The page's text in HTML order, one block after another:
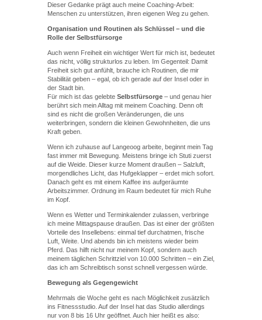
Dieser Gedanke prägt auch meine Coaching-Arbeit:
Menschen zu unterstützen, ihren eigenen Weg zu gehen.
Organisation und Routinen als Schlüssel – und die
Rolle der Selbstfürsorge
Auch wenn Freiheit ein wichtiger Wert für mich ist, bedeutet
das nicht, völlig strukturlos zu leben. Im Gegenteil: Damit
Freiheit sich gut anfühlt, brauche ich Routinen, die mir
Stabilität geben – egal, ob ich gerade auf der Insel oder in
der Stadt bin.
Für mich ist das gelebte Selbstfürsorge– und genau hier
berührt sich mein Alltag mit meinem Coaching. Denn oft
sind es nicht die großen Veränderungen, die uns
weiterbringen, sondern die kleinen Gewohnheiten, die uns
Kraft geben.
Wenn ich zuhause auf Langeoog arbeite, beginnt mein Tag
fast immer mit Bewegung. Meistens bringe ich Stuti zuerst
auf die Weide. Dieser kurze Moment draußen – Salzluft,
morgendliches Licht, das Hufgeklapper – erdet mich sofort.
Danach geht es mit einem Kaffee ins aufgeräumte
Arbeitszimmer. Ordnung im Raum bedeutet für mich Ruhe
im Kopf.
Wenn es Wetter und Terminkalender zulassen, verbringe
ich meine Mittagspause draußen. Das ist einer der größten
Vorteile des Insellebens: einmal tief durchatmen, frische
Luft, Weite. Und abends bin ich meistens wieder beim
Pferd. Das hilft nicht nur meinem Kopf, sondern auch
meinem täglichen Schrittziel von 10.000 Schritten – ein Ziel,
das ich am Schreibtisch sonst schnell vergessen würde.
Bewegung als Gegengewicht
Mehrmals die Woche geht es nach Möglichkeit zusätzlich
ins Fitnessstudio. Auf der Insel hat das Studio allerdings
nur von 8 bis 16 Uhr geöffnet. Auch hier heißt es also: